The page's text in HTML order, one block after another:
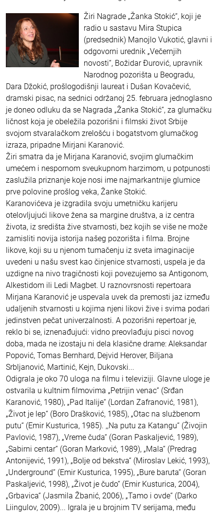
Žiri Nagrade „Žanka Stokić“, koji je
radio u sastavu Mira Stupica
(predsednik) Manojlo Vukotić, glavni i
odgovorni urednik „Večernjih
novosti“, Božidar Đurović, upravnik
Narodnog pozorišta u Beogradu,
Dara Džokić, prošlogodišnji laureat i Dušan Kovačević,
dramski pisac, na sednici održanoj 25. februara jednoglasno
je doneo odluku da se Nagrada „Žanka Stokić“, za glumačku
ličnost koja je obeležila pozorišni i filmski život Srbije
svojom stvaralačkom zrelošću i bogatstvom glumačkog
izraza, pripadne Mirjani Karanović.
Žiri smatra da je Mirjana Karanović, svojim glumačkim
umećem i nespornom sveukupnom harzimom, u potpunosti
zaslužila priznanje koje nosi ime najmarkantnije glumice
prve polovine prošlog veka, Žanke Stokić.
Karanovićeva je izgradila svoju umetničku karijeru
otelovljujući likove žena sa margine društva, a iz centra
života, iz središta žive stvarnosti, bez kojih se više ne može
zamisliti novija istorija našeg pozorišta i filma. Brojne
likove, koji su u njenom tumačenju iz sveta imaginacije
uvedeni u našu svest kao činjenice stvarnosti, uspela je da
uzdigne na nivo tragičnosti koji povezujemo sa Antigonom,
Alkestidom ili Ledi Magbet. U raznovrsnosti repertoara
Mirjana Karanović je uspevala uvek da premosti jaz između
udaljenih stvarnosti u kojima njeni likovi žive i svima podari
jedinstven pečat univerzalnosti. A pozorišni repertoar je,
reklo bi se, iznenađujući: vidno preovlađuju pisci novog
doba, mada ne izostaju ni dela klasične drame: Aleksandar
Popović, Tomas Bernhard, Dejvid Herover, Biljana
Srbljanović, Martinić, Kejn, Dukovski...
Odigrala je oko 70 uloga na filmu i televiziji. Glavne uloge je
ostvarila u kultnim filmovima „Petrijin venac“ (Srđan
Karanović, 1980), „Pad Italije“ (Lordan Zafranović, 1981),
„Život je lep“ (Boro Drašković, 1985), „Otac na službenom
putu“ (Emir Kusturica, 1985). ,,Na putu za Katangu“ (Živojin
Pavlović, 1987), „Vreme čuda“ (Goran Paskaljević, 1989),
„Sabirni centar“ (Goran Marković, 1989), „Mala“ (Predrag
Antonijević, 1991), „Bolje od bekstva“ (Miroslav Lekić, 1993),
„Underground“ (Emir Kusturica, 1995), „Bure baruta“ (Goran
Paskaljević, 1998), „Život je čudo“ (Emir Kusturica, 2004),
„Grbavica“ (Jasmila Žbanić, 2006), „Tamo i ovde“ (Darko
Liingulov, 2009)... Igrala je u brojnim TV serijama, među